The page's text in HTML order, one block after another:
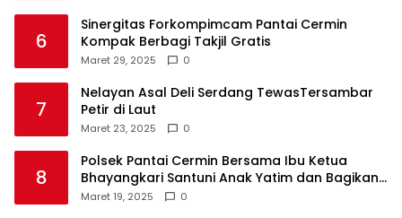
6
Sinergitas Forkompimcam Pantai Cermin
Kompak Berbagi Takjil Gratis
Maret 29, 2025 0
7
Nelayan Asal Deli Serdang TewasTersambar
Petir di Laut
Maret 23, 2025 0
8
Polsek Pantai Cermin Bersama Ibu Ketua
Bhayangkari Santuni Anak Yatim dan Bagikan
Takjil
Maret 19, 2025 0